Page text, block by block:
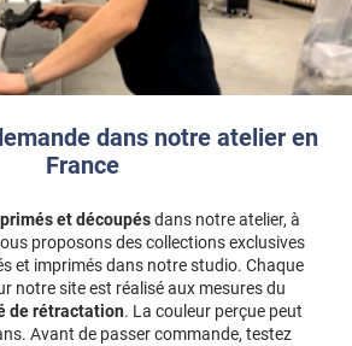
dans notre atelier en
France
et découpésdans notre atelier, à
proposons des collections exclusives
et imprimés dans notre studio. Chaque
notre site est réalisé aux mesures du
de rétractation. La couleur perçue peut
Avant de passer commande, testez
crédence,
de travail,
élégante à petit prix.
les professionnels du design d’intérieur.